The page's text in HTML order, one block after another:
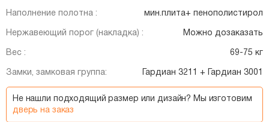
Наполнение полотна : мин.плита+ пенополистирол
Нержавеющий порог (накладка) : Можно дозаказать
Вес : 69-75 кг
Замки, замковая группа: Гардиан 3211 + Гардиан 3001
Не нашли подходящий размер или дизайн? Мы изготовим
дверь на заказ